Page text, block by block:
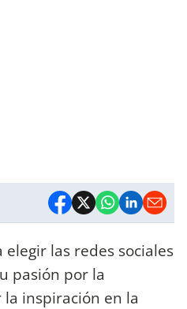
elegir las redes sociales
pasión por la
inspiración en la